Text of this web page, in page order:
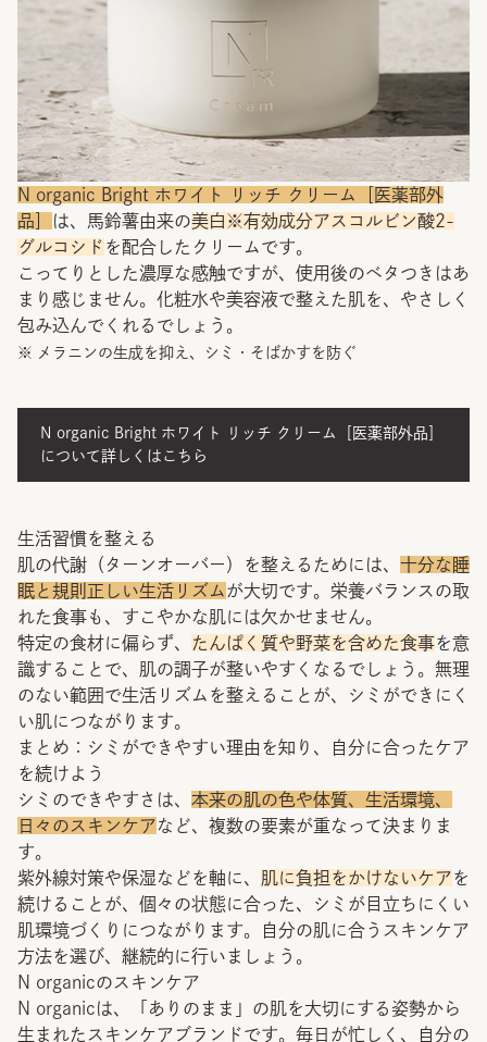
N organic Bright ホワイト リッチ クリーム［医薬部外
品］
は、馬鈴薯由来の美白※有効成分アスコルビン酸2-
グルコシド を配合したクリームです。
こってりとした濃厚な感触ですが、使用後のベタつきはあ
まり感じません。化粧水や美容液で整えた肌を、やさしく
包み込んでくれるでしょう。
※ メラニンの生成を抑え、シミ・そばかすを防ぐ
N organic Bright ホワイト リッチ クリーム［医薬部外品］
について詳しくはこちら
生活習慣を整える
肌の代謝（ターンオーバー）を整えるためには、 十分な睡
眠と規則正しい生活リズム が大切です。栄養バランスの取
れた食事も、すこやかな肌には欠かせません。
特定の食材に偏らず、
たんぱく質や野菜を含めた食事を意
識することで、肌の調子が整いやすくなるでしょう。無理
のない範囲で生活リズムを整えることが、シミができにく
い肌につながります。
まとめ：シミができやすい理由を知り、自分に合ったケア
を続けよう
シミのできやすさは、 本来の肌の色や体質、生活環境、
日々のスキンケアなど、複数の要素が重なって決まりま
す。
紫外線対策や保湿などを軸に、 肌に負担をかけないケアを
続けることが、個々の状態に合った、シミが目立ちにくい
肌環境づくりにつながります。自分の肌に合うスキンケア
方法を選び、継続的に行いましょう。
N organicのスキンケア
N organicは、「ありのまま」の肌を大切にする姿勢から
生まれたスキンケアブランドです。毎日が忙しく、自分の